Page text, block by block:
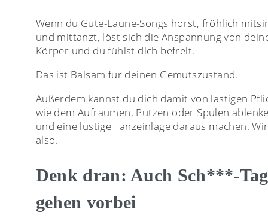
Wenn du Gute-Laune-Songs hörst, fröhlich
und mittanzt, löst sich die Anspannung von
Körper und du fühlst dich befreit.
Das ist Balsam für deinen Gemütszustand.
Außerdem kannst du dich damit von lästigen
wie dem Aufräumen, Putzen oder Spülen
und eine lustige Tanzeinlage daraus machen.
also.
Denk dran: Auch Sch***-
gehen vorbei